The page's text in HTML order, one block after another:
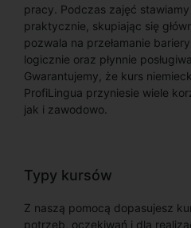
pracy. Podczas zajęć
praktycznie, skupiając się
pozwala na przełamanie
logicznie oraz płynnie
Gwarantujemy, że kurs
ProfiLingua przyniesie wiele
jak i zawodowo.
Typy kursów
Z naszą pomocą dopasujesz
potrzeb, oczekiwań i dla